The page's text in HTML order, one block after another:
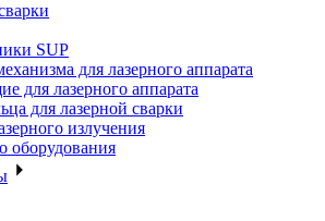
SUP
для лазерного аппарата
для лазерного аппарата
для лазерной сварки
излучения
оборудования